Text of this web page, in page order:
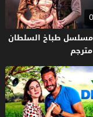
طباخ السلطان